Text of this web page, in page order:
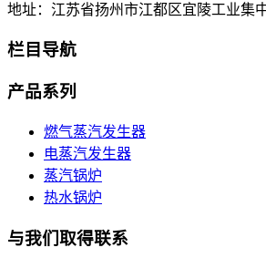
地址：江苏省扬州市江都区宜陵工业集
栏目导航
产品系列
燃气蒸汽发生器
电蒸汽发生器
蒸汽锅炉
热水锅炉
与我们取得联系